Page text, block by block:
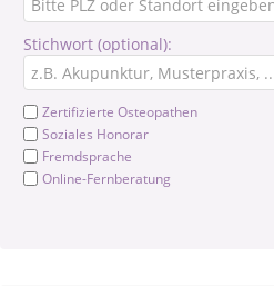
Stichwort (optional):
Zertifizierte Osteopathen
Soziales Honorar
Fremdsprache
Online-Fernberatung